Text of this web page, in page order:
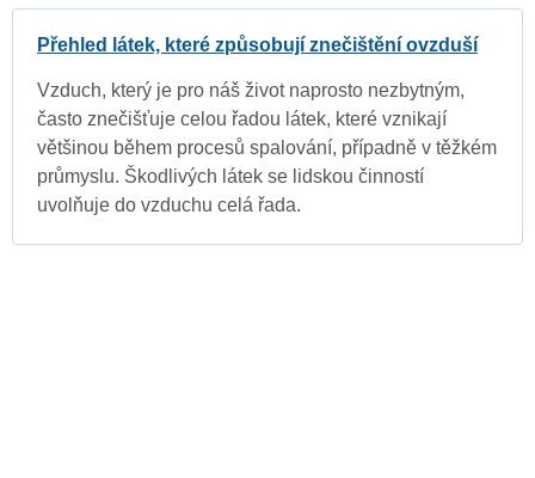
Přehled látek, které způsobují znečištění ovzduší
Vzduch, který je pro náš život naprosto nezbytným,
často znečišťuje celou řadou látek, které vznikají
většinou během procesů spalování, případně v těžkém
průmyslu. Škodlivých látek se lidskou činností
uvolňuje do vzduchu celá řada.